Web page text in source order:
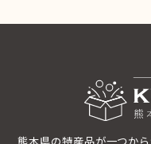
熊本県の特産品が一つか